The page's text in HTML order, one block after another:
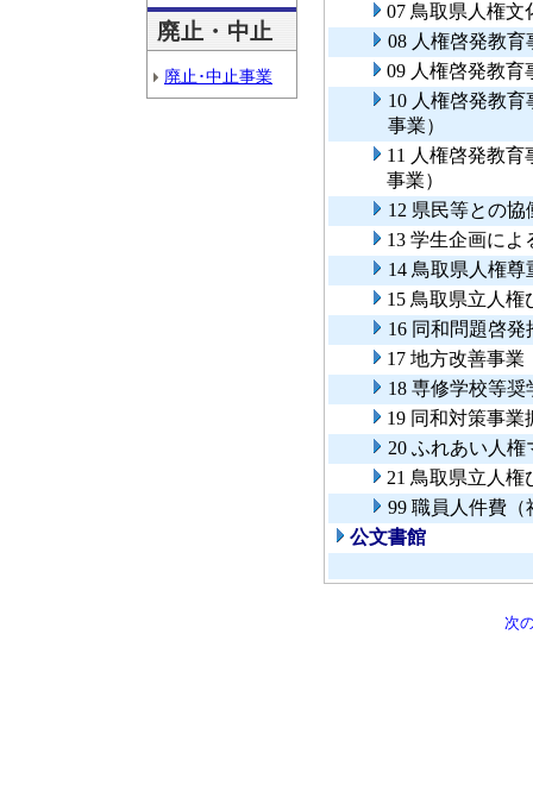
廃止・中止
廃止･中止事業
07 鳥取県人権文
08 人権啓発教
09 人権啓発教育
10 人権啓発教
事業）
11 人権啓発教
事業）
12 県民等との
13 学生企画によ
14 鳥取県人権
15 鳥取県立人権
16 同和問題啓発
17 地方改善事業
18 専修学校等奨
19 同和対策事業
20 ふれあい人権
21 鳥取県立人権
99 職員人件費
公文書館
次